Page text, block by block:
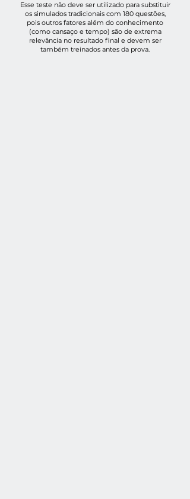
Esse teste não deve ser utilizado para substituir
os simulados tradicionais com 180 questões,
pois outros fatores além do conhecimento
(como cansaço e tempo) são de extrema
relevância no resultado final e devem ser
também treinados antes da prova.